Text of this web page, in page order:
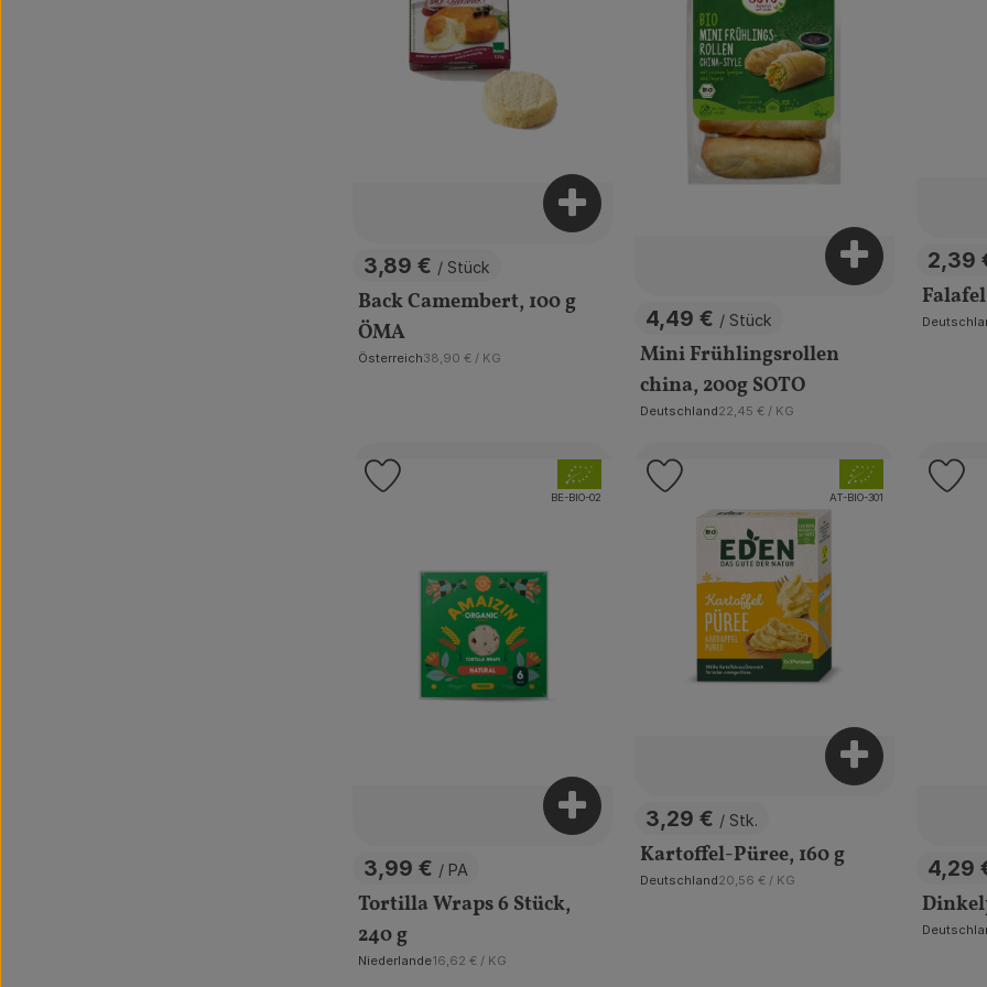
, Preis:
3,89 € / Stück
Back Camembert, 100 g
ÖMA
, Herkunft:
Österreich, Referenzpreis:
38,90 € / KG
Produkt zum Warenkorb hinzufügen
, Preis:
4,49 € / Stück
Mini Frühlingsrollen
china, 200g SOTO
, Herkunft:
Deutschland, Referenzpreis:
22,45 € / KG
Produkt zum
,
2,39
, Herkunft:
, Preis:
3,99 € / PA
Tortilla Wraps 6 Stück,
240 g
, Herkunft:
Niederlande, Referenzpreis:
16,62 € / KG
Produkt zum Warenkorb hinzufügen
, Verband:
, Kontrollstelle:
BE-BIO-02
Produkt zu Favouriten hinzufügen
, Preis:
3,29 € / Stk.
Kartoffel-Püree, 160 g
, Herkunft:
Deutschland, Referenzpreis:
20,56 € / KG
Produkt zum
, Verband:
, Kontrollstelle:
AT-BIO-301
Produkt zu Favouriten hinzufügen
,
4,29
, Herkunft: